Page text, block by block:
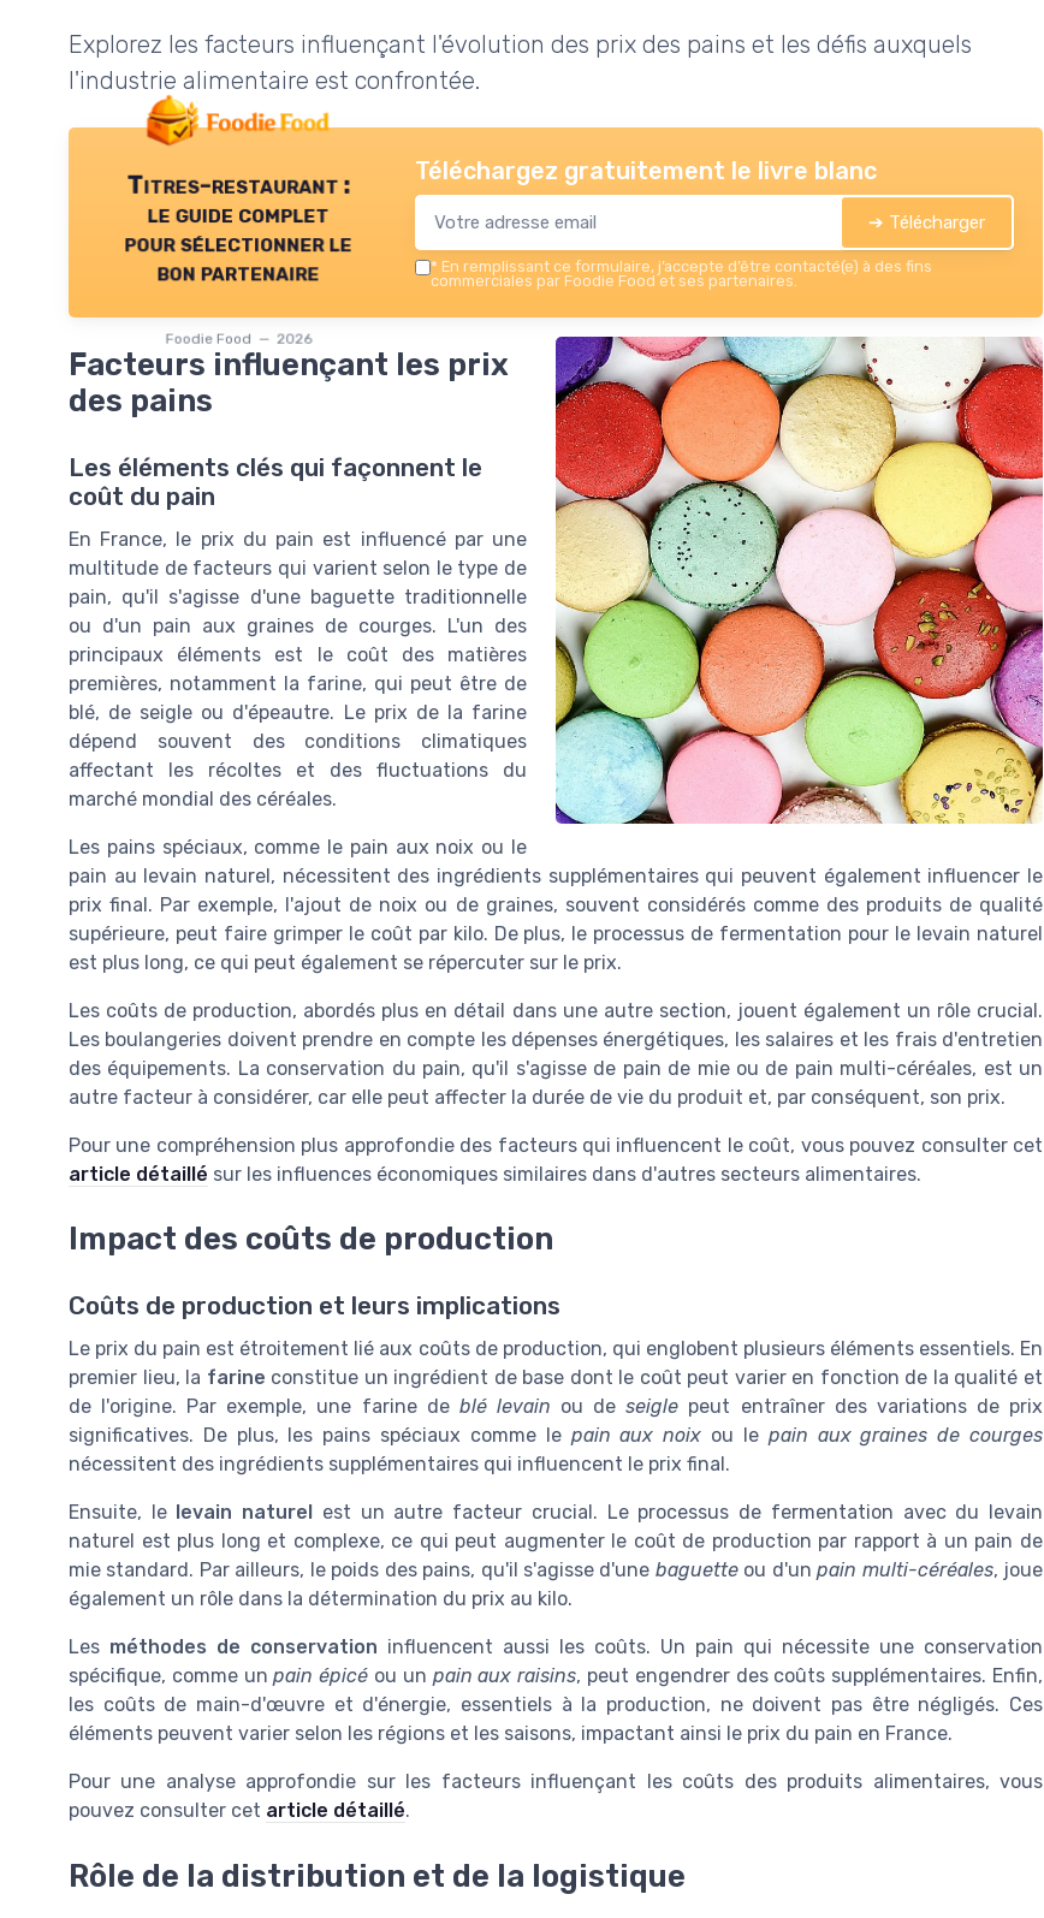
Explorez les facteurs influençant l'évolution des prix des pains et les défis auxquels
l'industrie alimentaire est confrontée.
Titres-restaurant :
le guide complet
pour sélectionner le
bon partenaire
Foodie Food — 2026
Téléchargez gratuitement le livre blanc
➔ Télécharger
* En remplissant ce formulaire, j’accepte d’être contacté(e) à des fins
commerciales par Foodie Food et ses partenaires.
Facteurs influençant les prix
des pains
Les éléments clés qui façonnent le
coût du pain
En France, le prix du pain est influencé par une
multitude de facteurs qui varient selon le type de
pain, qu'il s'agisse d'une baguette traditionnelle
ou d'un pain aux graines de courges. L'un des
principaux éléments est le coût des matières
premières, notamment la farine, qui peut être de
blé, de seigle ou d'épeautre. Le prix de la farine
dépend souvent des conditions climatiques
affectant les récoltes et des fluctuations du
marché mondial des céréales.
Les pains spéciaux, comme le pain aux noix ou le
pain au levain naturel, nécessitent des ingrédients supplémentaires qui peuvent également influencer le
prix final. Par exemple, l'ajout de noix ou de graines, souvent considérés comme des produits de qualité
supérieure, peut faire grimper le coût par kilo. De plus, le processus de fermentation pour le levain naturel
est plus long, ce qui peut également se répercuter sur le prix.
Les coûts de production, abordés plus en détail dans une autre section, jouent également un rôle crucial.
Les boulangeries doivent prendre en compte les dépenses énergétiques, les salaires et les frais d'entretien
des équipements. La conservation du pain, qu'il s'agisse de pain de mie ou de pain multi-céréales, est un
autre facteur à considérer, car elle peut affecter la durée de vie du produit et, par conséquent, son prix.
Pour une compréhension plus approfondie des facteurs qui influencent le coût, vous pouvez consulter cet
article détaillé sur les influences économiques similaires dans d'autres secteurs alimentaires.
Impact des coûts de production
Coûts de production et leurs implications
Le prix du pain est étroitement lié aux coûts de production, qui englobent plusieurs éléments essentiels. En
premier lieu, la farine constitue un ingrédient de base dont le coût peut varier en fonction de la qualité et
de l'origine. Par exemple, une farine de blé levain ou deseigle peut entraîner des variations de prix
significatives. De plus, les pains spéciaux comme le pain aux noix ou le pain aux graines de courges
nécessitent des ingrédients supplémentaires qui influencent le prix final.
Ensuite, le levain naturel
est un autre facteur crucial. Le processus de fermentation avec du levain
naturel est plus long et complexe, ce qui peut augmenter le coût de production par rapport à un pain de
mie standard. Par ailleurs, le poids des pains, qu'il s'agisse d'une baguetteou d'unpain multi-céréales, joue
également un rôle dans la détermination du prix au kilo.
Les méthodes de conservation influencent aussi les coûts. Un pain qui nécessite une conservation
spécifique, comme unpain épicé ou un pain aux raisins, peut engendrer des coûts supplémentaires. Enfin,
les coûts de main-d'œuvre et d'énergie, essentiels à la production, ne doivent pas être négligés. Ces
éléments peuvent varier selon les régions et les saisons, impactant ainsi le prix du pain en France.
Pour une analyse approfondie sur les facteurs influençant les coûts des produits alimentaires, vous
pouvez consulter cet article détaillé.
Rôle de la distribution et de la logistique